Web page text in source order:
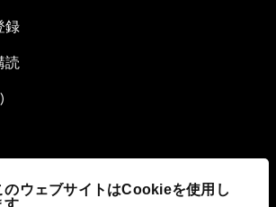
のウェブサイトはCookieを使用し
す
録
読
の取り組み